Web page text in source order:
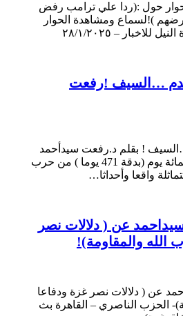
حول :(ردا علي ترامب رفض
)!لسماع ومشاهدة الحوار
– ٢٨/١/٢٠٢٥
…السيف !رفعت
! بقلم د.رفعت سيدأحمد
الان ..وبعد قرابة الخمسمائة يوم (بدقة 471 يوما ) من حرب
واقعا وأحداثا…
عن ( دلالات نصر
والمقاومة)!
عن ( دلالات نصر غزة ودفاعا
الحزب الناصري – القاهرة بث